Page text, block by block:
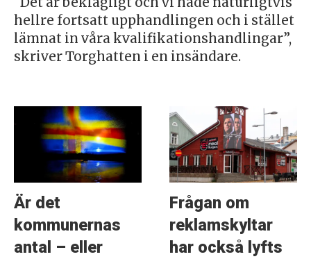
hellre fortsatt upphandlingen och i stället
lämnat in våra kvalifikationshandlingar”,
skriver Torghatten i en insändare.
Är det
kommunernas
antal – eller
Frågan om
reklamskyltar
har också lyfts